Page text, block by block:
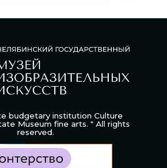
budgetary institution Culture
Museum fine arts. " All rights
reserved.